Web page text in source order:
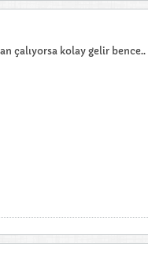
çalıyorsa kolay gelir bence..